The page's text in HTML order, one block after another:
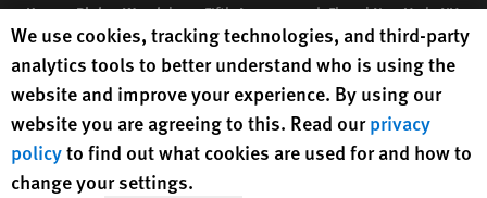
Human Rights Watch| 350 Fifth Avenue, 34th Floor | New York,NY
10118-3299USA|t 1.212.290.4700
Human Rights Watchis a 501(C)(3) nonprofit registered in the US
under EIN: 13-2875808
Human Rights Watch cookie preferences
We use cookies, tracking technologies, and third-party
analytics tools to better understand who is using the
website and improve your experience. By using our
website you are agreeing to this. Read ourprivacy
policyto find out what cookies are used for and how to
change your settings.